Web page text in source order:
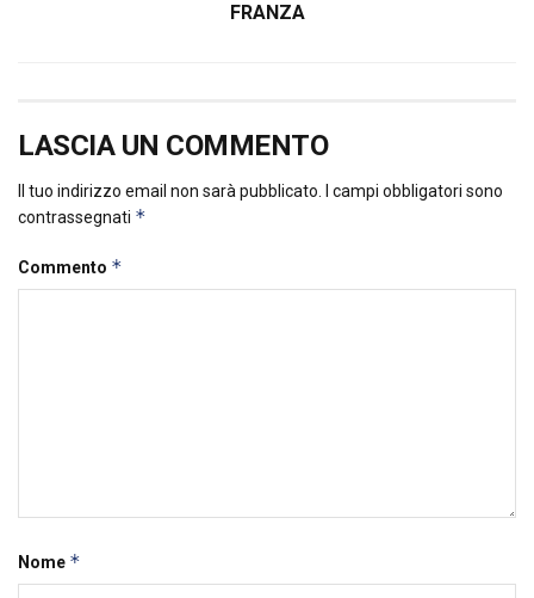
FRANZA
LASCIA UN COMMENTO
Il tuo indirizzo email non sarà pubblicato.
I campi obbligatori sono
contrassegnati *
Commento *
Nome *